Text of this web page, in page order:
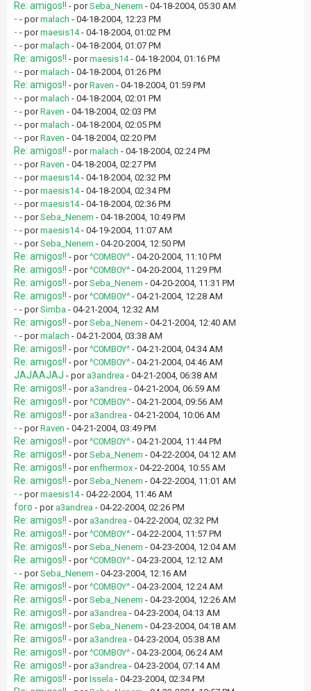
Re: amigos!! - porSeba_Nenem - 04-18-2004, 05:30 AM
- - pormalach - 04-18-2004, 12:23 PM
- - pormaesis14- 04-18-2004, 01:02 PM
- - pormalach - 04-18-2004, 01:07 PM
Re: amigos!! - pormaesis14- 04-18-2004, 01:16 PM
- - pormalach - 04-18-2004, 01:26 PM
Re: amigos!! - porRaven - 04-18-2004, 01:59 PM
- - pormalach - 04-18-2004, 02:01 PM
- - porRaven - 04-18-2004, 02:03 PM
- - pormalach - 04-18-2004, 02:05 PM
- - porRaven - 04-18-2004, 02:20 PM
Re: amigos!! - pormalach - 04-18-2004, 02:24 PM
- - porRaven - 04-18-2004, 02:27 PM
- - pormaesis14- 04-18-2004, 02:32 PM
- - pormaesis14- 04-18-2004, 02:34 PM
- - pormaesis14- 04-18-2004, 02:36 PM
- - porSeba_Nenem - 04-18-2004, 10:49 PM
- - pormaesis14- 04-19-2004, 11:07 AM
- - porSeba_Nenem - 04-20-2004, 12:50 PM
Re: amigos!! - por^C0MB0Y^ - 04-20-2004, 11:10 PM
Re: amigos!! - por^C0MB0Y^ - 04-20-2004, 11:29 PM
Re: amigos!! - porSeba_Nenem - 04-20-2004, 11:31 PM
Re: amigos!! - por^C0MB0Y^ - 04-21-2004, 12:28 AM
- - porSimba - 04-21-2004, 12:32 AM
Re: amigos!! - porSeba_Nenem - 04-21-2004, 12:40 AM
- - pormalach - 04-21-2004, 03:38 AM
Re: amigos!! - por^C0MB0Y^ - 04-21-2004, 04:34 AM
Re: amigos!! - por^C0MB0Y^ - 04-21-2004, 04:46 AM
JAJAAJAJ - por a3andrea - 04-21-2004, 06:38 AM
Re: amigos!! - por a3andrea - 04-21-2004, 06:59 AM
Re: amigos!! - por^C0MB0Y^ - 04-21-2004, 09:56 AM
Re: amigos!! - por a3andrea - 04-21-2004, 10:06 AM
- - porRaven - 04-21-2004, 03:49 PM
Re: amigos!! - por^C0MB0Y^ - 04-21-2004, 11:44 PM
Re: amigos!! - porSeba_Nenem - 04-22-2004, 04:12 AM
Re: amigos!! - porenfhermox - 04-22-2004, 10:55 AM
Re: amigos!! - porSeba_Nenem - 04-22-2004, 11:01 AM
- - pormaesis14- 04-22-2004, 11:46 AM
foro - por a3andrea - 04-22-2004, 02:26 PM
Re: amigos!! - por a3andrea - 04-22-2004, 02:32 PM
Re: amigos!! - por^C0MB0Y^ - 04-22-2004, 11:57 PM
Re: amigos!! - porSeba_Nenem - 04-23-2004, 12:04 AM
Re: amigos!! - por^C0MB0Y^ - 04-23-2004, 12:12 AM
- - porSeba_Nenem - 04-23-2004, 12:16 AM
Re: amigos!! - por^C0MB0Y^ - 04-23-2004, 12:24 AM
Re: amigos!! - porSeba_Nenem - 04-23-2004, 12:26 AM
Re: amigos!! - por a3andrea - 04-23-2004, 04:13 AM
Re: amigos!! - porSeba_Nenem - 04-23-2004, 04:18 AM
Re: amigos!! - por a3andrea - 04-23-2004, 05:38 AM
Re: amigos!! - por^C0MB0Y^ - 04-23-2004, 06:24 AM
Re: amigos!! - por a3andrea - 04-23-2004, 07:14 AM
Re: amigos!! - porIssela - 04-23-2004, 02:34 PM